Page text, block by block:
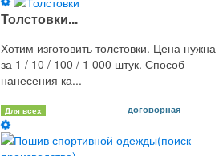
Толстовки...
Хотим изготовить толстовки. Цена нужна
за 1 / 10 / 100 / 1 000 штук. Способ
нанесения ка...
Для всех договорная